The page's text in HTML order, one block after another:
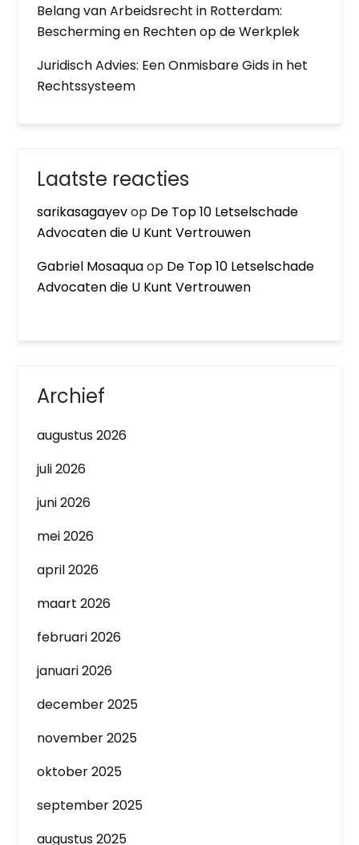
Belang van Arbeidsrecht in Rotterdam:
Bescherming en Rechten op de Werkplek
Juridisch Advies: Een Onmisbare Gids in het
Rechtssysteem
Laatste reacties
sarikasagayevop De Top 10 Letselschade
Advocaten die U Kunt Vertrouwen
Gabriel Mosaquaop De Top 10 Letselschade
Advocaten die U Kunt Vertrouwen
Archief
augustus 2026
juli 2026
juni 2026
mei 2026
april 2026
maart 2026
februari 2026
januari 2026
december 2025
november 2025
oktober 2025
september 2025
augustus 2025